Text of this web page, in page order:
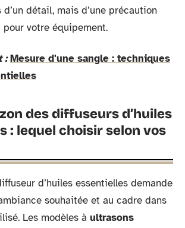
détail, mais d’une précaution
votre équipement.
: Mesure d'une sangle : techniques
des diffuseurs d’huiles
: lequel choisir selon vos
d’huiles essentielles demande
souhaitée et au cadre dans
Les modèles à ultrasons